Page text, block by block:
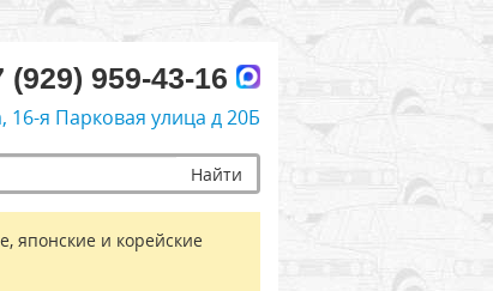
(929) 959-43-16
16-я Парковая улица д 20Б
Найти
японские и корейские